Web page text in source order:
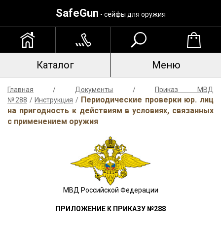
SafeGun - сейфы для оружия
Каталог Меню
Главная / Документы /
Приказ МВД
№288 / Инструкция / Периодические проверки юр. лиц
на пригодность к действиям в условиях, связанных
с применением оружия
МВД Российской Федерации
ПРИЛОЖЕНИЕ К ПРИКАЗУ №288